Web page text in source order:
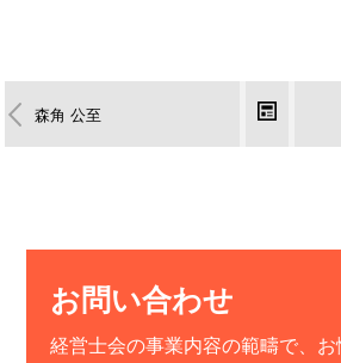
森角 公至
お問い合わせ
経営士会の事業内容の範疇で、